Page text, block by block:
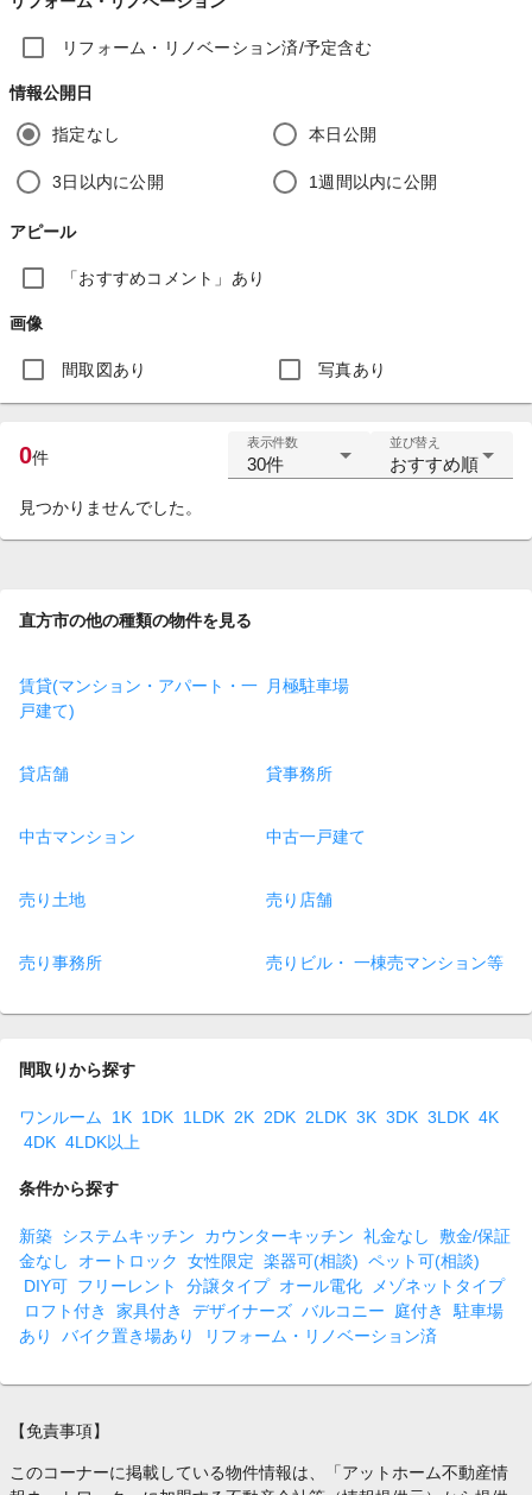
リフォーム・リノベーション済/予定含む
情報公開日
指定なし 本日公開
3日以内に公開 1週間以内に公開
アピール
「おすすめコメント」あり
画像
間取図あり 写真あり
0件
表示件数
30件
並び替え
おすすめ順
見つかりませんでした。
直方市の他の種類の物件を見る
賃貸(マンション・アパート・一
戸建て)
月極駐車場
貸店舗 貸事務所
中古マンション 中古一戸建て
売り土地 売り店舗
売り事務所 売りビル・ 一棟売マンション等
間取りから探す
ワンルーム 1K 1DK 1LDK 2K 2DK 2LDK 3K 3DK 3LDK 4K
4DK 4LDK以上
条件から探す
新築 システムキッチン カウンターキッチン 礼金なし
敷金/保証
金なし
オートロック 女性限定 楽器可(相談) ペット可(相談)
DIY可 フリーレント 分譲タイプ オール電化
メゾネットタイプ
ロフト付き
家具付き デザイナーズ バルコニー 庭付き
駐車場
あり
バイク置き場あり リフォーム・リノベーション済
【免責事項】
このコーナーに掲載している物件情報は、「アットホーム不動産情